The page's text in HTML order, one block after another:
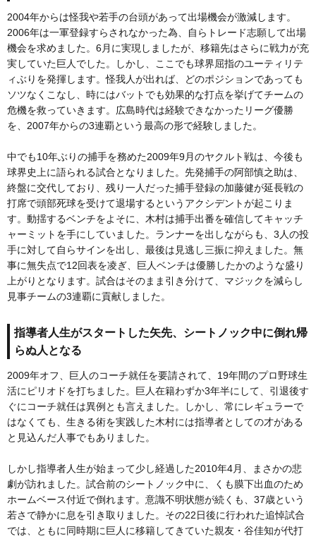
2004年からは怪我や若手の台頭があって出場機会が激減します。
2006年は一軍登録すらされなかった為、自らトレード志願して出場
機会を求めました。6月に実現しましたが、移籍先はさらに戦力が充
実していた巨人でした。しかし、ここでも球界屈指のユーティリテ
ィぶりを発揮します。怪我人が出れば、どのポジションであっても
ソツなくこなし、時にはバットでも効果的な打点を挙げてチームの
危機を救っていきます。広島時代は経験できなかったリーグ優勝
を、2007年からの3連覇という最高の形で経験しました。
中でも10年ぶりの捕手を務めた2009年9月のヤクルト戦は、今後も
球界史上に語られる試合となりました。先発捕手の阿部慎之助は、
終盤に交代しており、残り一人だった捕手登録の加藤健が延長戦の
打席で頭部死球を受けて退場するというアクシデントが起こりま
す。動揺するベンチをよそに、木村は捕手出番を確信してキャッチ
ャーミットを手にしていました。ランナーを出しながらも、3人の投
手に対して自らサインを出し、最後は見逃し三振に抑えました。無
事に無失点で12回表を凌ぎ、巨人ベンチは優勝したかのような盛り
上がりとなります。試合はそのまま引き分けて、マジックを減らし
見事チームの3連覇に貢献しました。
指導者人生がスタートした矢先、シートノック中に倒れ帰
らぬ人となる
2009年オフ、巨人のコーチ就任を要請されて、19年間のプロ野球生
活にピリオドを打ちました。巨人在籍わずか3年半にして、引退後す
ぐにコーチ就任は異例とも言えました。しかし、常にレギュラーで
はなくても、生きる術を実践した木村には指導者としての才がある
と見込んだ人事でもありました。
しかし指導者人生が始まって少し経過した2010年4月、まさかの悲
劇が訪れました。試合前のシートノック中に、くも膜下出血のため
ホームベース付近で倒れます。意識不明状態が続くも、37歳という
若さで静かに息を引き取りました。その22日後に行われた追悼試合
では、ともに同時期に巨人に移籍してきていた親友・谷佳知が代打